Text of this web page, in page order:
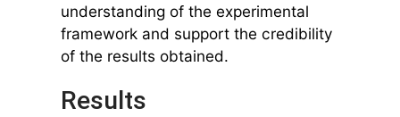
understanding of the experimental
framework and support the credibility
of the results obtained.
Results